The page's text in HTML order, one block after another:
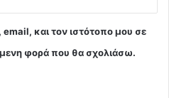
και τον ιστότοπο μου σε
φορά που θα σχολιάσω.